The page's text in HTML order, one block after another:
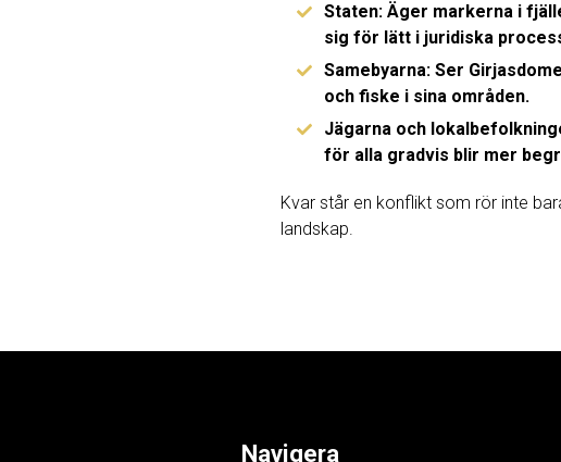
Staten: Äger markerna i
sig för lätt i juridiska
Samebyarna: Ser
och fiske i sina områden.
Jägarna och
för alla gradvis blir mer
Kvar står en konflikt som rör inte
landskap.
Navigera